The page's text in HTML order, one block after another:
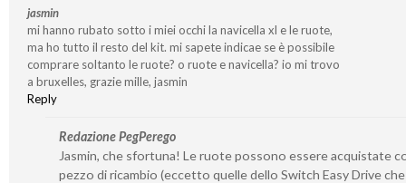
jasmin
mi hanno rubato sotto i miei occhi la navicella xl e le ruote,
ma ho tutto il resto del kit. mi sapete indicae se è possibile
comprare soltanto le ruote? o ruote e navicella? io mi trovo
a bruxelles, grazie mille, jasmin
Reply
Redazione PegPerego
Jasmin, che sfortuna! Le ruote possono essere acquistate
pezzo di ricambio (eccetto quelle dello Switch Easy Drive